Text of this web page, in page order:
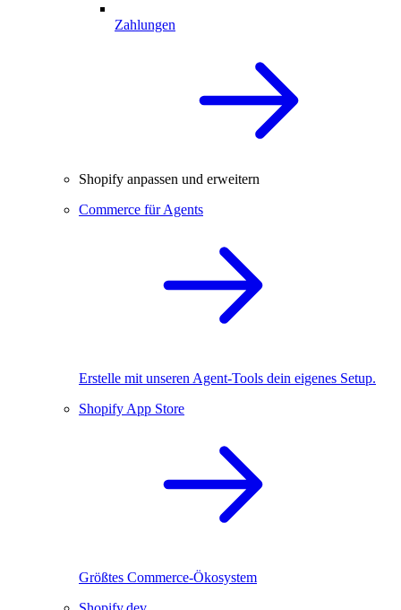
Zahlungen
Shopify anpassen und erweitern
Commerce für Agents
Erstelle mit unseren Agent-Tools dein eigenes Setup.
Shopify App Store
Größtes Commerce-Ökosystem